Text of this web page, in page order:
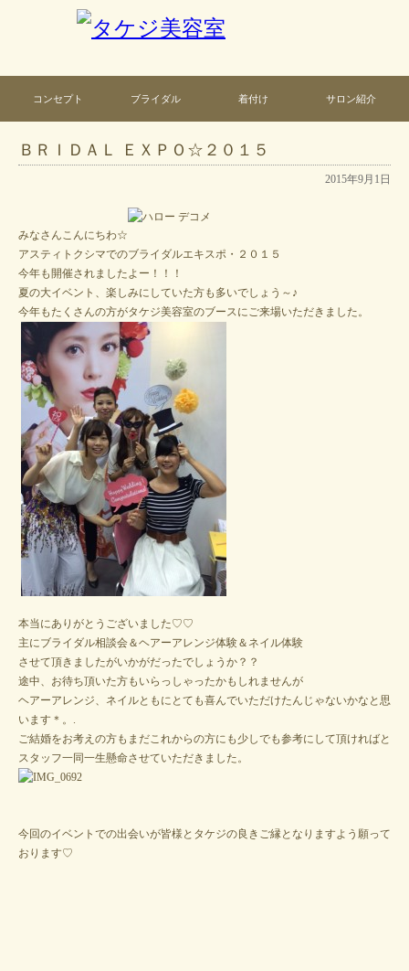
コンセプト ブライダル 着付け サロン紹介
ＢＲＩＤＡＬ ＥＸＰＯ☆２０１５
2015年9月1日
みなさんこんにちわ☆
アスティトクシマでのブライダルエキスポ・２０１５
今年も開催されましたよー！！！
夏の大イベント、楽しみにしていた方も多いでしょう～♪
今年もたくさんの方がタケジ美容室のブースにご来場いただきました。
本当にありがとうございました♡♡
主にブライダル相談会＆ヘアーアレンジ体験＆ネイル体験
させて頂きましたがいかがだったでしょうか？？
途中、お待ち頂いた方もいらっしゃったかもしれませんが
ヘアーアレンジ、ネイルともにとても喜んでいただけたんじゃないかなと思
います＊。.
ご結婚をお考えの方もまだこれからの方にも少しでも参考にして頂ければと
スタッフ一同一生懸命させていただきました。
今回のイベントでの出会いが皆様とタケジの良きご縁となりますよう願って
おります♡